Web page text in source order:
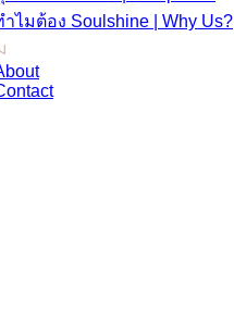
ำไมต้อง Soulshine | Why Us?